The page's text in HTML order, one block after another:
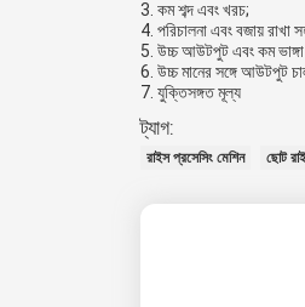
3. কম শব্দ এবং খরচ;
4. পরিচালনা এবং বজায় রাখা
5. উচ্চ আউটপুট এবং কম ভাঙ্গা
6. উচ্চ মানের সঙ্গে আউটপুট
7. যুক্তিসঙ্গত মূল্য
ট্যাগ:
রাইস প্রসেসিং মেশিন ছোট